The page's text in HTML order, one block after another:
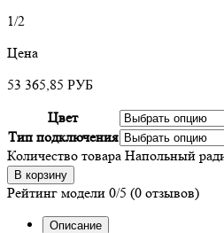
1/2
Цена
53 365,85 РУБ
Цвет
Тип подключения
Количество товара Напольный
В корзину
Рейтинг модели 0/5 (0 отзывов)
Описание